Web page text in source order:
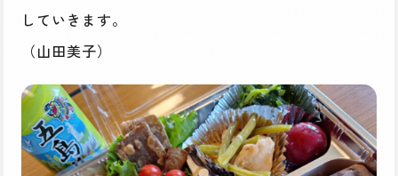
していきます。
（山田美子）